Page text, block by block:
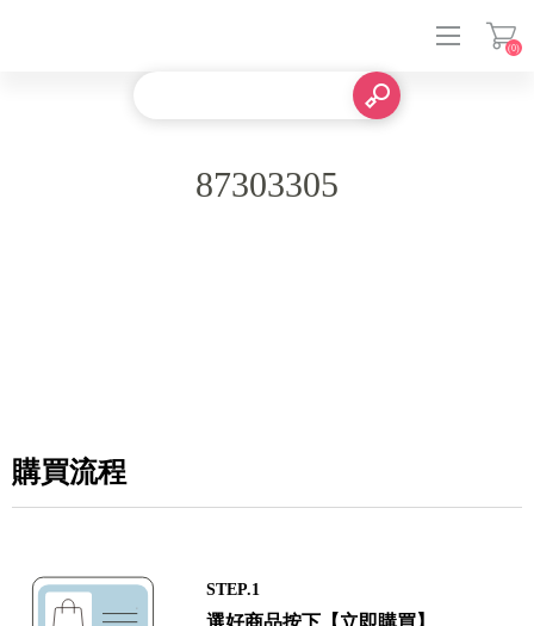
(0)
87303305
購買流程
STEP.1